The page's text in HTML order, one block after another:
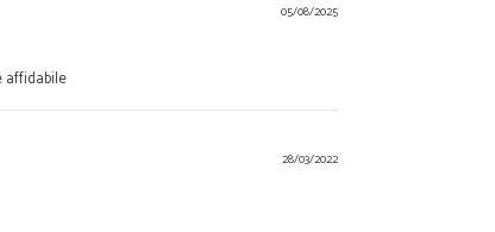
05/08/2025
affidabile
28/03/2022